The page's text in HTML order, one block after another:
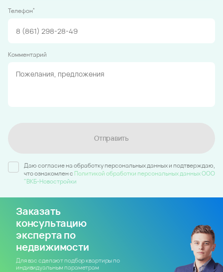
Телефон*
Комментарий
Отправить
Даю согласие на обработку персональных данных и подтверждаю,
что ознакомлен c Политикой обработки персональных данных ООО
"ВКБ-Новостройки
Заказать
консультацию
эксперта по
недвижимости
Для вас сделают подбор квартиры по
индивидуальным параметрам